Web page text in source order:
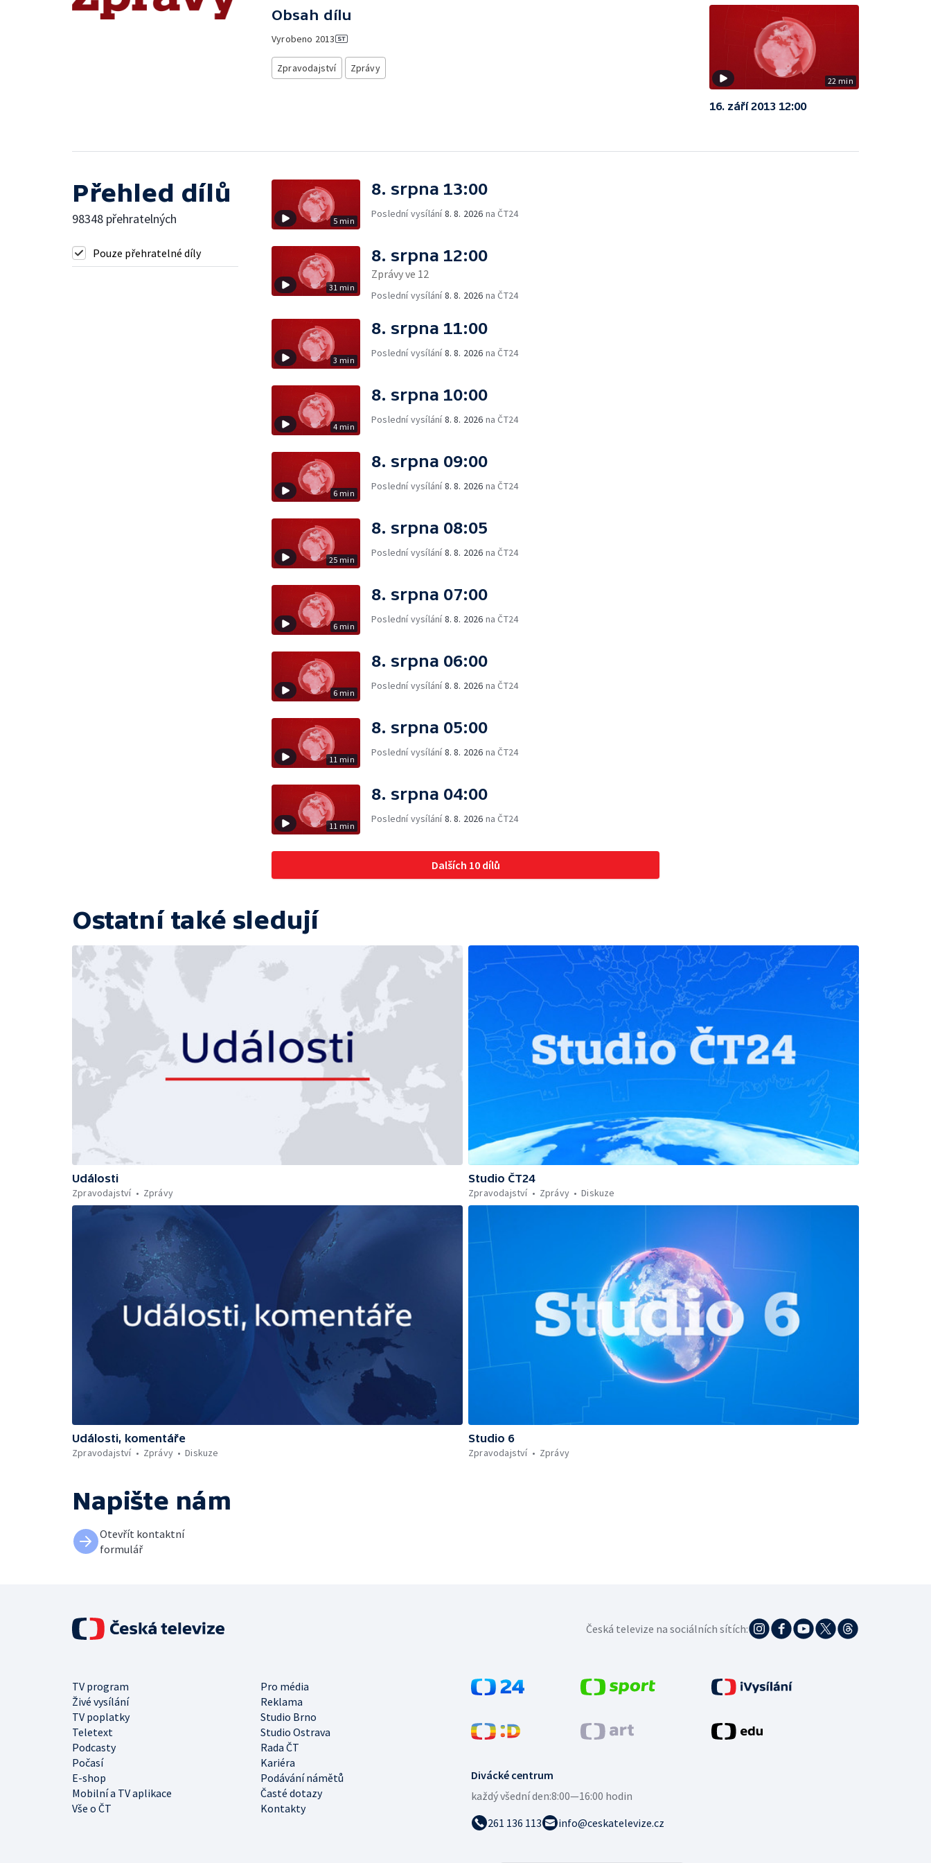
Obsah dílu
Vyrobeno 2013
Zpravodajství Zprávy
22 min
16. září 2013 12:00
Přehled dílů
98348 přehratelných
Pouze přehratelné díly
5 min
8. srpna 13:00
Poslední vysílání8. 8. 2026 na ČT24
31 min
8. srpna 12:00
Zprávy ve 12
Poslední vysílání8. 8. 2026 na ČT24
3 min
8. srpna 11:00
Poslední vysílání8. 8. 2026 na ČT24
4 min
8. srpna 10:00
Poslední vysílání8. 8. 2026 na ČT24
6 min
8. srpna 09:00
Poslední vysílání8. 8. 2026 na ČT24
25 min
8. srpna 08:05
Poslední vysílání8. 8. 2026 na ČT24
6 min
8. srpna 07:00
Poslední vysílání8. 8. 2026 na ČT24
6 min
8. srpna 06:00
Poslední vysílání8. 8. 2026 na ČT24
11 min
8. srpna 05:00
Poslední vysílání8. 8. 2026 na ČT24
11 min
8. srpna 04:00
Poslední vysílání8. 8. 2026 na ČT24
Dalších 10 dílů
Ostatní také sledují
Události
Zpravodajství
Zprávy
Studio ČT24
Zpravodajství
Zprávy Diskuze
Události, komentáře
Zpravodajství
Zprávy Diskuze
Studio 6
Zpravodajství
Zprávy
Napište nám
Otevřít kontaktní
formulář
Divácké centrum
každý všední den:8:00—16:00 hodin
261 136 113
info@ceskatelevize.cz
TV program
Pro média
Živé vysílání
Reklama
TV poplatky
Studio Brno
Teletext
Studio Ostrava
Podcasty
Rada ČT
Počasí
Kariéra
E-shop
Podávání námětů
Mobilní a TV aplikace
Časté dotazy
Vše o ČT
Kontakty
Česká televize na sociálních sítích: